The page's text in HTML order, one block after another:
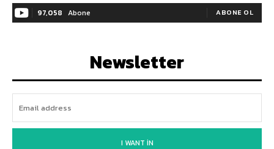
97,058 Abone ABONE OL
Newsletter
I WANT IN